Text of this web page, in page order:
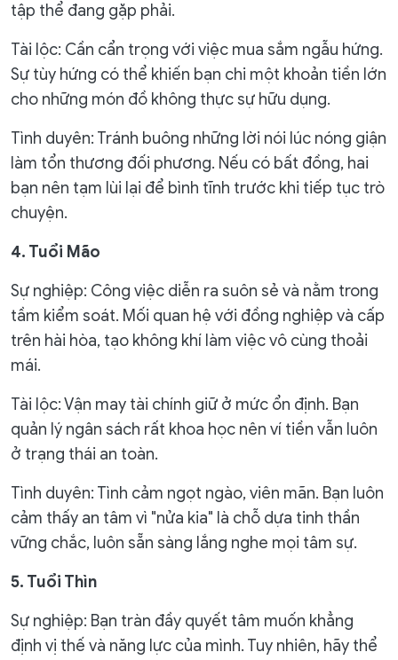
tập thể đang gặp phải.
Tài lộc: Cần cẩn trọng với việc mua sắm ngẫu hứng.
Sự tùy hứng có thể khiến bạn chi một khoản tiền lớn
cho những món đồ không thực sự hữu dụng.
Tình duyên: Tránh buông những lời nói lúc nóng giận
làm tổn thương đối phương. Nếu có bất đồng, hai
bạn nên tạm lùi lại để bình tĩnh trước khi tiếp tục trò
chuyện.
4. Tuổi Mão
Sự nghiệp: Công việc diễn ra suôn sẻ và nằm trong
tầm kiểm soát. Mối quan hệ với đồng nghiệp và cấp
trên hài hòa, tạo không khí làm việc vô cùng thoải
mái.
Tài lộc: Vận may tài chính giữ ở mức ổn định. Bạn
quản lý ngân sách rất khoa học nên ví tiền vẫn luôn
ở trạng thái an toàn.
Tình duyên: Tình cảm ngọt ngào, viên mãn. Bạn luôn
cảm thấy an tâm vì "nửa kia" là chỗ dựa tinh thần
vững chắc, luôn sẵn sàng lắng nghe mọi tâm sự.
5. Tuổi Thìn
Sự nghiệp: Bạn tràn đầy quyết tâm muốn khẳng
định vị thế và năng lực của mình. Tuy nhiên, hãy thể